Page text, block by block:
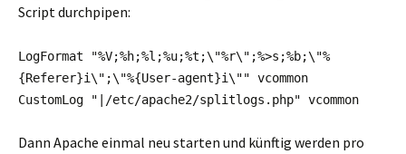
Script durchpipen:
LogFormat "%V;%h;%l;%u;%t;\"%r\";%>s;%b;\"%
{Referer}i\";\"%{User-agent}i\"" vcommon
CustomLog "|/etc/apache2/splitlogs.php" vcommon
Dann Apache einmal neu starten und künftig werden pro